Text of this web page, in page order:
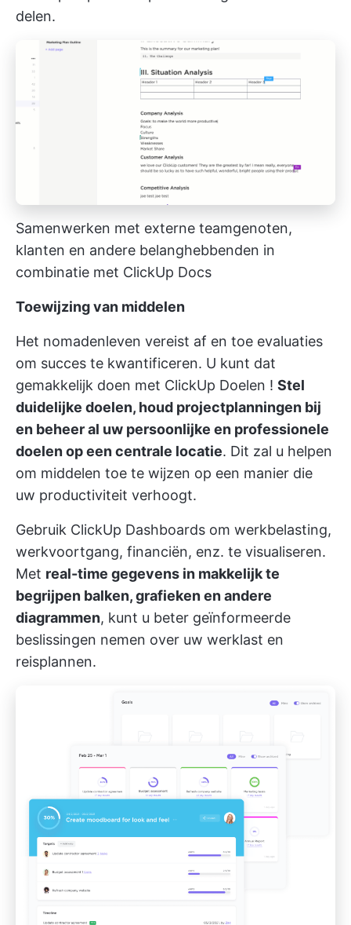
delen.
Samenwerken met externe teamgenoten,
klanten en andere belanghebbenden in
combinatie met ClickUp Docs
Toewijzing van middelen
Het nomadenleven vereist af en toe evaluaties
om succes te kwantificeren. U kunt dat
gemakkelijk doen met ClickUp Doelen ! Stel
duidelijke doelen, houd projectplanningen bij
en beheer al uw persoonlijke en professionele
doelen op een centrale locatie. Dit zal u helpen
om middelen toe te wijzen op een manier die
uw productiviteit verhoogt.
Gebruik ClickUp Dashboards om werkbelasting,
werkvoortgang, financiën, enz. te visualiseren.
Met real-time gegevens in makkelijk te
begrijpen balken, grafieken en andere
diagrammen, kunt u beter geïnformeerde
beslissingen nemen over uw werklast en
reisplannen.